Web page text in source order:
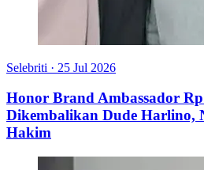
Selebriti · 25 Jul 2026
Honor Brand Ambassador
Dikembalikan Dude Harlino,
Hakim